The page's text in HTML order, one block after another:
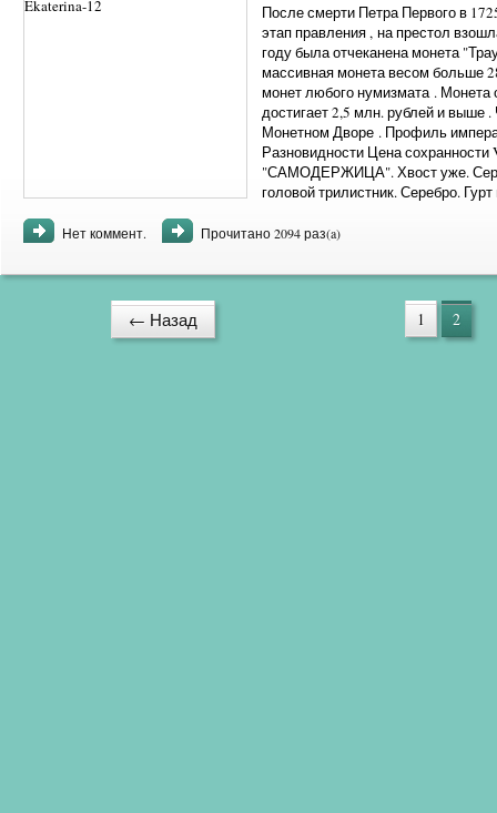
После смерти Петра Первого в
этап правления , на престол
году была отчеканена монета
массивная монета весом больше
монет любого нумизмата . Монета
достигает 2,5 млн. рублей и выше
Монетном Дворе . Профиль
Разновидности Цена сохранности
"САМОДЕРЖИЦА". Хвост уже.
головой трилистник. Серебро.
Нет коммент. Прочитано 2094 раз(a)
← Назад 1 2